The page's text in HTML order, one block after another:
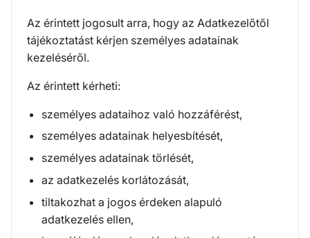
Az érintett jogosult arra, hogy az Adatkezelőtől
tájékoztatást kérjen személyes adatainak
kezeléséről.
Az érintett kérheti:
személyes adataihoz való hozzáférést,
személyes adatainak helyesbítését,
személyes adatainak törlését,
az adatkezelés korlátozását,
tiltakozhat a jogos érdeken alapuló
adatkezelés ellen,